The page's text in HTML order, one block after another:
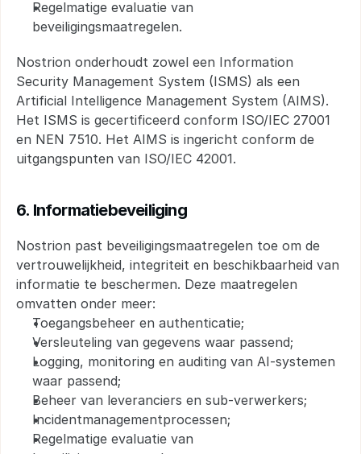
Regelmatige evaluatie van
beveiligingsmaatregelen.
Nostrion onderhoudt zowel een Information
Security Management System (ISMS) als een
Artificial Intelligence Management System (AIMS).
Het ISMS is gecertificeerd conform ISO/IEC 27001
en NEN 7510. Het AIMS is ingericht conform de
uitgangspunten van ISO/IEC 42001.
6. Informatiebeveiliging
Nostrion past beveiligingsmaatregelen toe om de
vertrouwelijkheid, integriteit en beschikbaarheid van
informatie te beschermen. Deze maatregelen
omvatten onder meer:
Toegangsbeheer en authenticatie;
Versleuteling van gegevens waar passend;
Logging, monitoring en auditing van AI-systemen
waar passend;
Beheer van leveranciers en sub-verwerkers;
Incidentmanagementprocessen;
Regelmatige evaluatie van